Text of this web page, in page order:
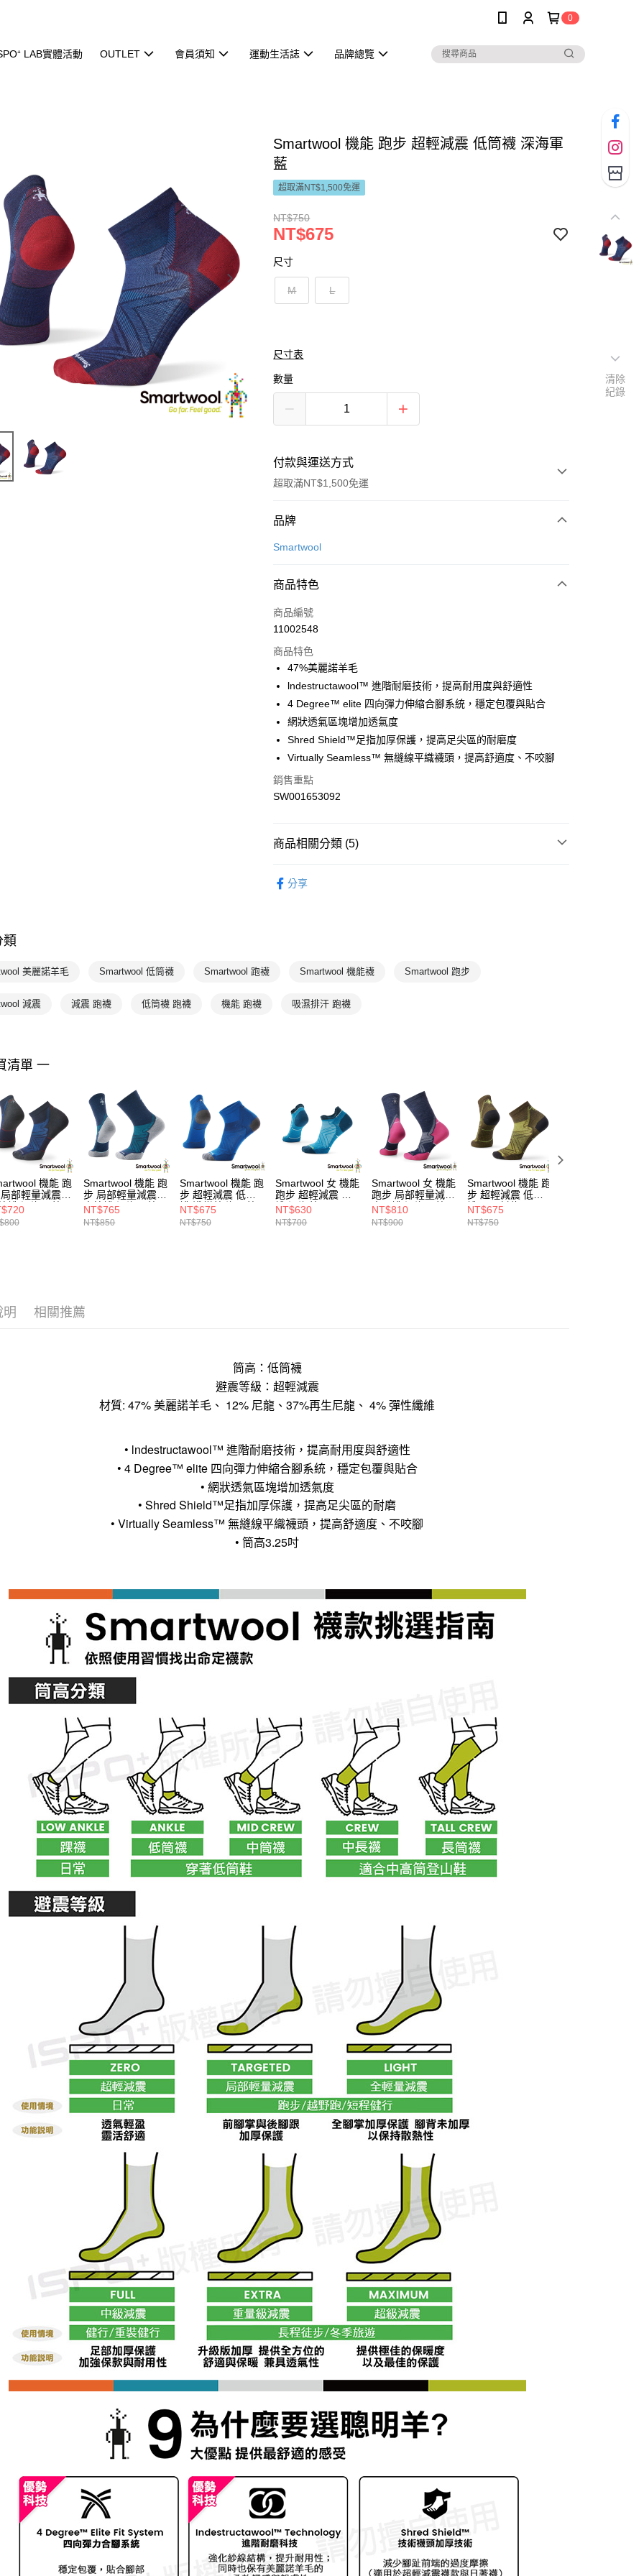
0
LAB實體活動 OUTLET 會員須知 運動生活誌 品牌總覽
Smartwool 機能 跑步 超輕減震 低筒襪 深海軍
藍
超取滿NT$1,500免運
NT$750
NT$675
尺寸
M L
尺寸表
數量
付款與運送方式
超取滿NT$1,500免運
付款方式
信用卡一次付款
悠遊付
運送方式
7-11取貨(快速到店)
每筆NT$100，滿NT$1,500(含以上)免運費
宅配-本島
每筆NT$100，滿NT$1,500(含以上)免運費
品牌
Smartwool
商品特色
商品編號
11002548
商品特色
47%美麗諾羊毛
lndestructawool™ 進階耐磨技術，提高耐用度與舒適性
4 Degree™ elite 四向彈力伸縮合腳系統，穩定包覆與貼合
網狀透氣區塊增加透氣度
Shred Shield™足指加厚保護，提高足尖區的耐磨度
Virtually Seamless™ 無縫線平織襪頭，提高舒適度、不咬腳
銷售重點
SW001653092
商品相關分類 (5)
Smartwool 全部商品
分享
類
美麗諾羊毛 Smartwool 低筒襪 Smartwool 跑襪 Smartwool 機能襪 Smartwool 跑步
減震 減震 跑襪 低筒襪 跑襪 機能 跑襪 吸濕排汗 跑襪
清單 一
機能 跑
部輕量減震
襪 深海軍藍
Smartwool 機能 跑
步 局部輕量減震
中筒襪 深海軍藍
NT$765
NT$850
Smartwool 機能 跑
步 超輕減震 低筒
襪 淺紺藍/海軍藍
NT$675
NT$750
Smartwool 女 機能
跑步 超輕減震 踝
襪 深海藍
NT$630
NT$700
Smartwool 女 機能
跑步 局部輕量減震
中長襪 深海軍藍
NT$810
NT$900
Smartwool 機能 跑
步 超輕減震 低筒
襪 軍風橄綠
NT$675
NT$750
明 相關推薦
筒高：低筒襪
避震等級：超輕減震
材質: 47% 美麗諾羊毛、 12% 尼龍、37%再生尼龍、 4% 彈性纖維
• lndestructawool™ 進階耐磨技術，提高耐用度與舒適性
• 4 Degree™ elite 四向彈力伸縮合腳系統，穩定包覆與貼合
• 網狀透氣區塊增加透氣度
• Shred Shield™足指加厚保護，提高足尖區的耐磨
• Virtually Seamless™ 無縫線平織襪頭，提高舒適度、不咬腳
• 筒高3.25吋
清除
紀錄